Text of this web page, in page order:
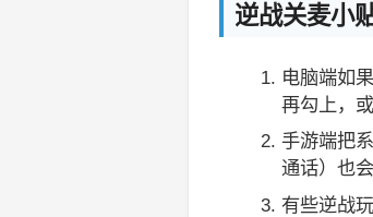
逆战关麦小
电脑端如
再勾上，
手游端把
通话）也
有些逆战